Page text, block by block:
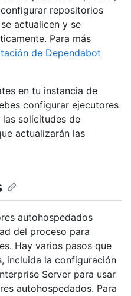
repositorios
actualicen y se
Para más
de Dependabot
en tu instancia de
configurar ejecutores
solicitudes de
actualizarán las
autohospedados
del proceso para
Hay varios pasos que
incluida la configuración
Server para usar
autohospedados. Para